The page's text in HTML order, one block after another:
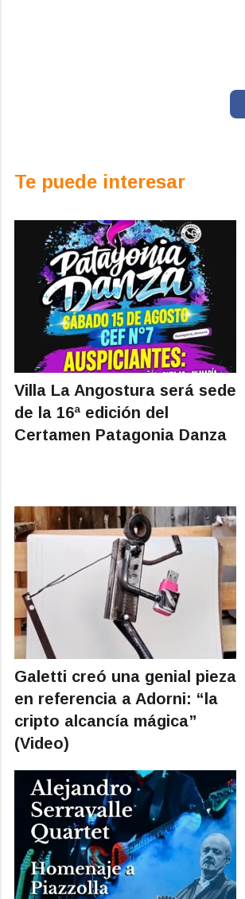
Te puede interesar
Villa La Angostura será sede
de la 16ª edición del
Certamen Patagonia Danza
Galetti creó una genial pieza
en referencia a Adorni: “la
cripto alcancía mágica”
(Video)